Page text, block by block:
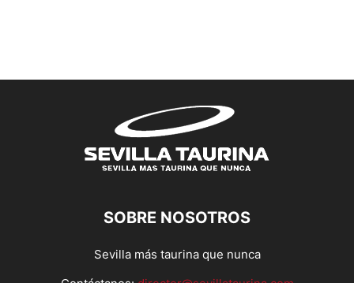
SOBRE NOSOTROS
Sevilla más taurina que nunca